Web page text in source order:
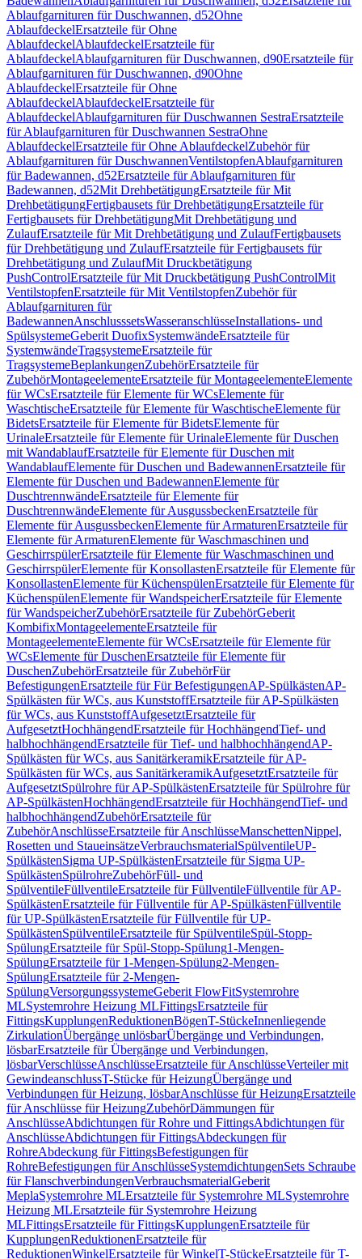
Ablaufgarnituren für Duschwannen, d52Ohne
AblaufdeckelErsatzteile für Ohne
AblaufdeckelAblaufdeckelErsatzteile für
AblaufdeckelAblaufgarnituren für Duschwannen, d90Ersatzteile für
Ablaufgarnituren für Duschwannen, d90Ohne
AblaufdeckelErsatzteile für Ohne
AblaufdeckelAblaufdeckelErsatzteile für
AblaufdeckelAblaufgarnituren für Duschwannen SestraErsatzteile
für Ablaufgarnituren für Duschwannen SestraOhne
AblaufdeckelErsatzteile für Ohne AblaufdeckelZubehör für
Ablaufgarnituren für DuschwannenVentilstopfenAblaufgarnituren
für Badewannen, d52Ersatzteile für Ablaufgarnituren für
Badewannen, d52Mit DrehbetätigungErsatzteile für Mit
DrehbetätigungFertigbausets für DrehbetätigungErsatzteile für
Fertigbausets für DrehbetätigungMit Drehbetätigung und
ZulaufErsatzteile für Mit Drehbetätigung und ZulaufFertigbausets
für Drehbetätigung und ZulaufErsatzteile für Fertigbausets für
Drehbetätigung und ZulaufMit Druckbetätigung
PushControlErsatzteile für Mit Druckbetätigung PushControlMit
VentilstopfenErsatzteile für Mit VentilstopfenZubehör für
Ablaufgarnituren für
BadewannenAnschlusssetsWasseranschlüsseInstallations- und
SpülsystemeGeberit DuofixSystemwändeErsatzteile für
SystemwändeTragsystemeErsatzteile für
TragsystemeBeplankungenZubehörErsatzteile für
ZubehörMontageelementeErsatzteile für MontageelementeElemente
für WCsErsatzteile für Elemente für WCsElemente für
WaschtischeErsatzteile für Elemente für WaschtischeElemente für
BidetsErsatzteile für Elemente für BidetsElemente für
UrinaleErsatzteile für Elemente für UrinaleElemente für Duschen
mit WandablaufErsatzteile für Elemente für Duschen mit
WandablaufElemente für Duschen und BadewannenErsatzteile für
Elemente für Duschen und BadewannenElemente für
DuschtrennwändeErsatzteile für Elemente für
DuschtrennwändeElemente für AusgussbeckenErsatzteile für
Elemente für AusgussbeckenElemente für ArmaturenErsatzteile für
Elemente für ArmaturenElemente für Waschmaschinen und
GeschirrspülerErsatzteile für Elemente für Waschmaschinen und
GeschirrspülerElemente für KonsollastenErsatzteile für Elemente für
KonsollastenElemente für KüchenspülenErsatzteile für Elemente für
KüchenspülenElemente für WandspeicherErsatzteile für Elemente
für WandspeicherZubehörErsatzteile für ZubehörGeberit
KombifixMontageelementeErsatzteile für
MontageelementeElemente für WCsErsatzteile für Elemente für
WCsElemente für DuschenErsatzteile für Elemente für
DuschenZubehörErsatzteile für ZubehörFür
BefestigungenErsatzteile für Für BefestigungenAP-SpülkästenAP-
Spülkästen für WCs, aus KunststoffErsatzteile für AP-Spülkästen
für WCs, aus KunststoffAufgesetztErsatzteile für
AufgesetztHochhängendErsatzteile für HochhängendTief- und
halbhochhängendErsatzteile für Tief- und halbhochhängendAP-
Spülkästen für WCs, aus SanitärkeramikErsatzteile für AP-
Spülkästen für WCs, aus SanitärkeramikAufgesetztErsatzteile für
AufgesetztSpülrohre für AP-SpülkästenErsatzteile für Spülrohre für
AP-SpülkästenHochhängendErsatzteile für HochhängendTief- und
halbhochhängendZubehörErsatzteile für
ZubehörAnschlüsseErsatzteile für AnschlüsseManschettenNippel,
Rosetten und StaueinsätzeVerbrauchsmaterialSpülventileUP-
SpülkästenSigma UP-SpülkästenErsatzteile für Sigma UP-
SpülkästenSpülrohreZubehörFüll- und
SpülventileFüllventileErsatzteile für FüllventileFüllventile für AP-
SpülkästenErsatzteile für Füllventile für AP-SpülkästenFüllventile
für UP-SpülkästenErsatzteile für Füllventile für UP-
SpülkästenSpülventileErsatzteile für SpülventileSpül-Stopp-
SpülungErsatzteile für Spül-Stopp-Spülung1-Mengen-
SpülungErsatzteile für 1-Mengen-Spülung2-Mengen-
SpülungErsatzteile für 2-Mengen-
SpülungVersorgungssystemeGeberit FlowFitSystemrohre
MLSystemrohre Heizung MLFittingsErsatzteile für
FittingsKupplungenReduktionenBögenT-StückeInnenliegende
ZirkulationÜbergänge unlösbarÜbergänge und Verbindungen,
lösbarErsatzteile für Übergänge und Verbindungen,
lösbarVerschlüsseAnschlüsseErsatzteile für AnschlüsseVerteiler mit
GewindeanschlussT-Stücke für HeizungÜbergänge und
Verbindungen für Heizung, lösbarAnschlüsse für HeizungErsatzteile
für Anschlüsse für HeizungZubehörDämmungen für
AnschlüsseAbdichtungen für Rohre und FittingsAbdichtungen für
AnschlüsseAbdichtungen für FittingsAbdeckungen für
RohreAbdeckung für FittingsBefestigungen für
RohreBefestigungen für AnschlüsseSystemdichtungenSets Schraube
für FlanschverbindungenVerbrauchsmaterialGeberit
MeplaSystemrohre MLErsatzteile für Systemrohre MLSystemrohre
Heizung MLErsatzteile für Systemrohre Heizung
MLFittingsErsatzteile für FittingsKupplungenErsatzteile für
KupplungenReduktionenErsatzteile für
ReduktionenWinkelErsatzteile für WinkelT-StückeErsatzteile für T-